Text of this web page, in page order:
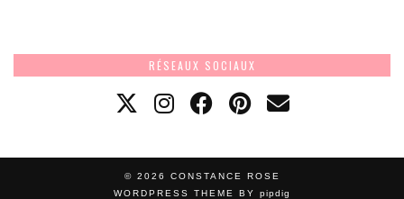
RÉSEAUX SOCIAUX
© 2026 CONSTANCE ROSE
WORDPRESS THEME BY pipdig